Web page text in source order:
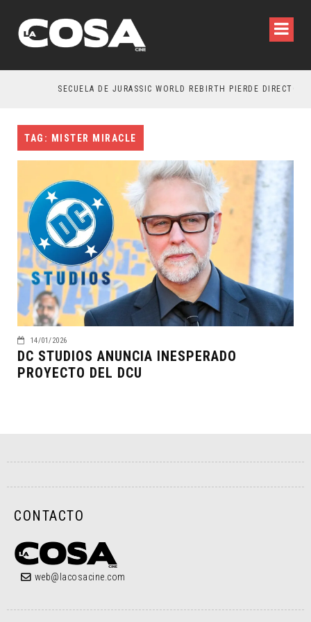
SECUELA DE JURASSIC WORLD REBIRTH PIERDE DIRECTOR
TAG: MISTER MIRACLE
14/01/2026
DC STUDIOS ANUNCIA INESPERADO
PROYECTO DEL DCU
CONTACTO
web@lacosacine.com